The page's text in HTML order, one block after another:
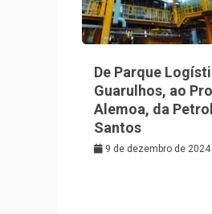
De Parque
Guarulhos, ao
Alemoa, da
Santos
9 de dezembro de 2024